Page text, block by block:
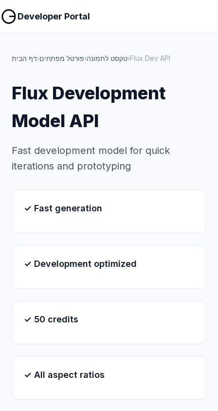
Developer Portal
דף הבית›פורטל מפתחים›טקסט לתמונה›Flux Dev API
Flux Development
Model API
Fast development model for quick
iterations and prototyping
✓ Fast generation
✓ Development optimized
✓ 50 credits
✓ All aspect ratios